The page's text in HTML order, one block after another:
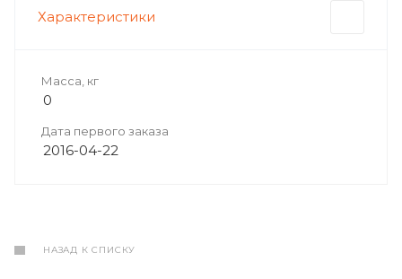
Характеристики
Масса, кг
0
Дата первого заказа
2016-04-22
НАЗАД К СПИСКУ